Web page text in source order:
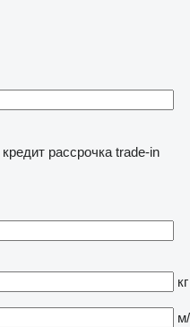
кредит рассрочка trade-in
кг
м/